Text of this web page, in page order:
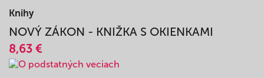
EVANJELIUM NA CELÝ ROK 2026
5,72 €
Knihy